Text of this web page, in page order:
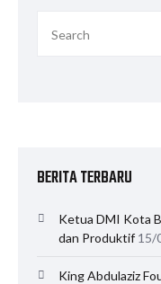
BERITA TERBARU
Ketua DMI Kota
dan Produktif 15/
King Abdulaziz